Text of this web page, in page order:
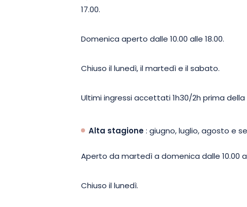
subito i biglietti e presentateli il giorno
17.00.
Domenica aperto dalle 10.00 alle 18.00.
Chiuso il lunedì, il martedì e il sabato.
Ultimi ingressi accettati 1h30/2h prima della
Alta stagione: giugno, luglio, agosto e
Aperto da martedì a domenica dalle 10.00
Chiuso il lunedì.